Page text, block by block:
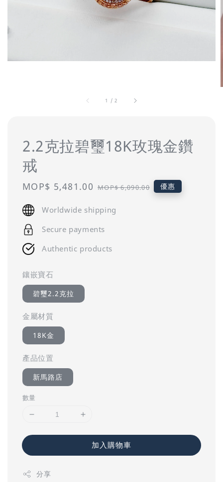
1 / 2
2.2克拉碧璽18K玫瑰金鑽
戒
Sale
MOP$ 5,481.00 Regular
MOP$ 6,090.00 優惠
Worldwide shipping
Secure payments
Authentic products
鑲嵌寶石
碧璽2.2克拉
金屬材質
18K金
產品位置
新馬路店
數量
加入購物車
分享